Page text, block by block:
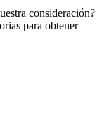
consideración?
para obtener